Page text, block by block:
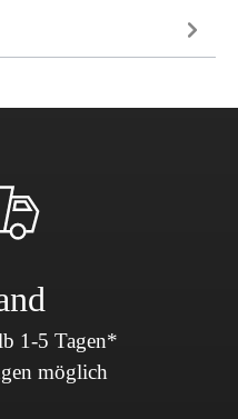
1-5 Tagen*
möglich